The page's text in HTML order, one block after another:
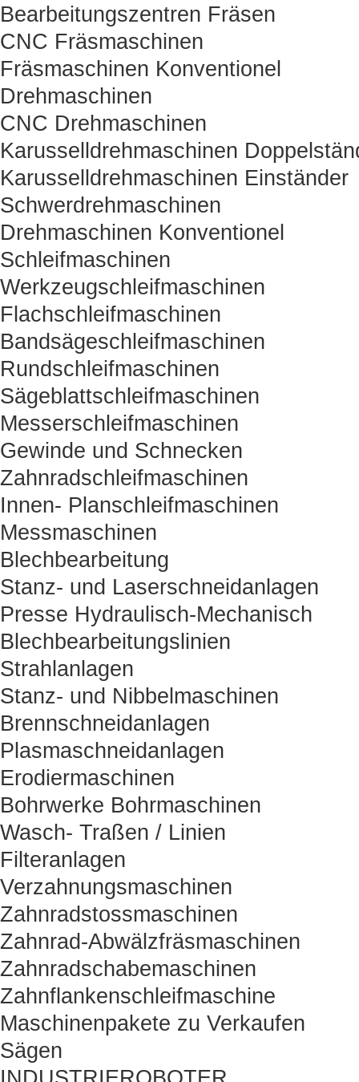
Bearbeitungszentren Fräsen
CNC Fräsmaschinen
Fräsmaschinen Konventionel
Drehmaschinen
CNC Drehmaschinen
Karusselldrehmaschinen
Karusselldrehmaschinen Einständer
Schwerdrehmaschinen
Drehmaschinen Konventionel
Schleifmaschinen
Werkzeugschleifmaschinen
Flachschleifmaschinen
Bandsägeschleifmaschinen
Rundschleifmaschinen
Sägeblattschleifmaschinen
Messerschleifmaschinen
Gewinde und Schnecken
Zahnradschleifmaschinen
Innen- Planschleifmaschinen
Messmaschinen
Blechbearbeitung
Stanz- und Laserschneidanlagen
Presse Hydraulisch-Mechanisch
Blechbearbeitungslinien
Strahlanlagen
Stanz- und Nibbelmaschinen
Brennschneidanlagen
Plasmaschneidanlagen
Erodiermaschinen
Bohrwerke Bohrmaschinen
Wasch- Traßen / Linien
Filteranlagen
Verzahnungsmaschinen
Zahnradstossmaschinen
Zahnrad-Abwälzfräsmaschinen
Zahnradschabemaschinen
Zahnflankenschleifmaschine
Maschinenpakete zu Verkaufen
Sägen